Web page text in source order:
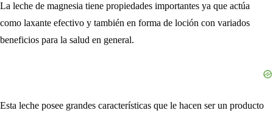
La leche de magnesia tiene propiedades importantes ya que actúa
como laxante efectivo y también en forma de loción con variados
beneficios para la salud en general.
Esta leche posee grandes características que le hacen ser un producto